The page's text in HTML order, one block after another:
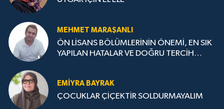
MEHMET MARAŞANLI
ÖN LİSANS BÖLÜMLERİNİN ÖNEMİ, EN SIK
YAPILAN HATALAR VE DOĞRU TERCİH
EMIYRA BAYRAK
ÇOCUKLAR ÇİÇEKTİR SOLDURMAYALIM